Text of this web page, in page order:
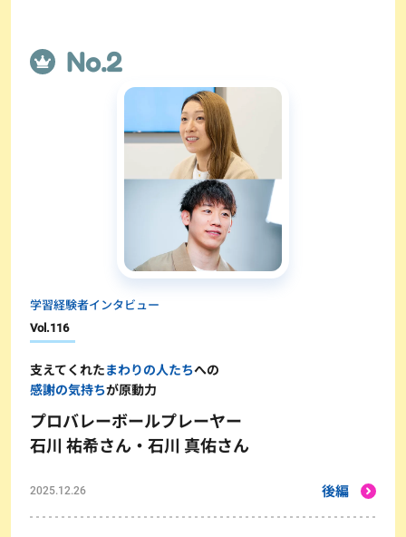
学習経験者インタビュー
Vol.116
支えてくれたまわりの人たちへの
感謝の気持ちが原動力
プロバレーボールプレーヤー
石川 祐希さん・石川 真佑さん
2025.12.26 後編